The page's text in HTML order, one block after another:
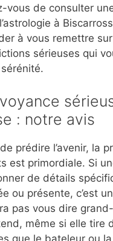
vous de consulter
à
à vous remettre
sérieuses qui
: notre avis
de prédire l’avenir, la
est primordiale. Si
de détails
ou présente, c’est
pas vous dire
même si elle tire
que le bateleur ou